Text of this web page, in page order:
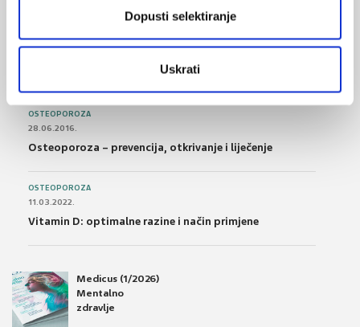
Dopusti selektiranje
Uskrati
POREMEĆAJI PROBAVE
Što su probiotici i kako se proizvode?
OSTEOPOROZA
28.06.2016.
Osteoporoza – prevencija, otkrivanje i liječenje
OSTEOPOROZA
11.03.2022.
Vitamin D: optimalne razine i način primjene
Medicus (1/2026)
Mentalno
zdravlje